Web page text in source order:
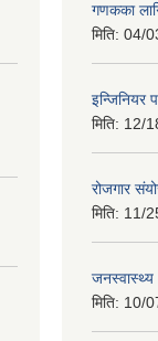
गणकका
मिति: 04/
इन्जिनियर
मिति: 12/
रोजगार
मिति: 11/
जनस्वास्थ्य
मिति: 10/